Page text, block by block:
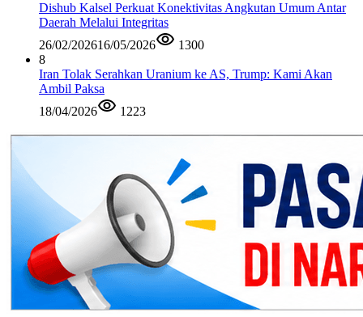
Dishub Kalsel Perkuat Konektivitas Angkutan Umum Antar
Daerah Melalui Integritas
26/02/202616/05/2026
1300
8
Iran Tolak Serahkan Uranium ke AS, Trump: Kami Akan
Ambil Paksa
18/04/2026
1223